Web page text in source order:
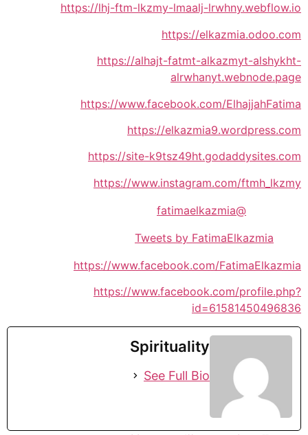
https://lhj-ftm-lkzmy-lmaalj-lrwhny.webflow.io
https://elkazmia.odoo.com
https://alhajt-fatmt-alkazmyt-alshykht-
alrwhanyt.webnode.page
https://www.facebook.com/ElhajjahFatima
https://elkazmia9.wordpress.com
https://site-k9tsz49ht.godaddysites.com
https://www.instagram.com/ftmh_lkzmy
@fatimaelkazmia
Tweets by FatimaElkazmia
https://www.facebook.com/FatimaElkazmia
https://www.facebook.com/profile.php?
id=61581450496836
Spirituality
See Full Bio